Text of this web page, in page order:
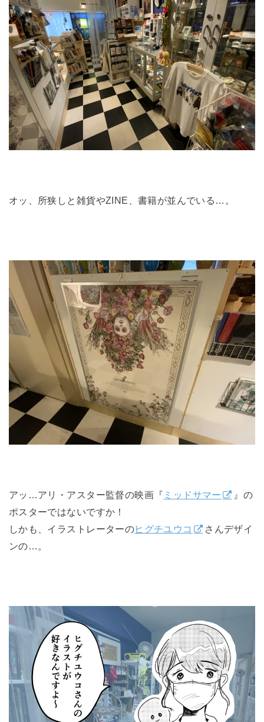
オッ、所狭しと雑貨やZINE、書籍が並んでいる…。
アッ…アリ・アスター監督の映画『 ミッドサマー
』の
ポスターではないですか！
しかも、イラストレーターのヒグチユウコ
さんデザイ
ンの…。